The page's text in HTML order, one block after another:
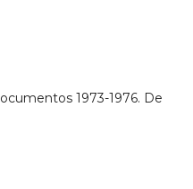
1973-1976. De